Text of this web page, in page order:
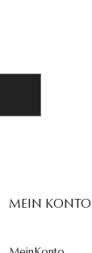
MEIN KONTO